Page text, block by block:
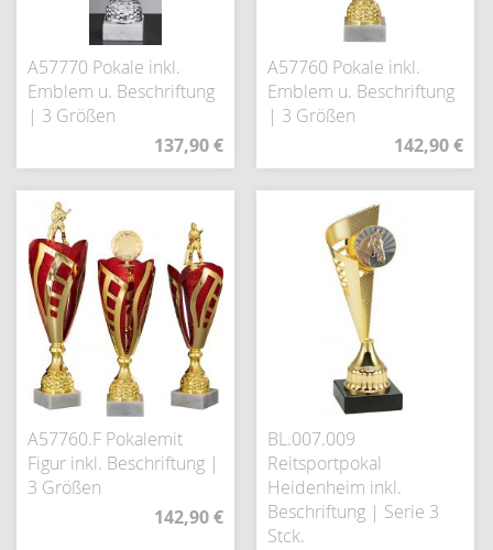
A57770 Pokale inkl.
Emblem u. Beschriftung
| 3 Größen
137,90 €
A57760 Pokale inkl.
Emblem u. Beschriftung
| 3 Größen
142,90 €
A57760.F Pokalemit
Figur inkl. Beschriftung |
3 Größen
142,90 €
BL.007.009
Reitsportpokal
Heidenheim inkl.
Beschriftung | Serie 3
Stck.